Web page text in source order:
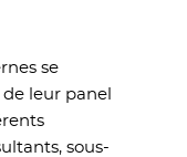
se
leur panel
sous-